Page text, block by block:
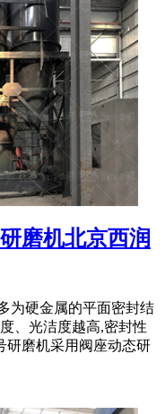
磨机北京西润
为硬金属的平面密封结
、光洁度越高,密封性
研磨机采用阀座动态研